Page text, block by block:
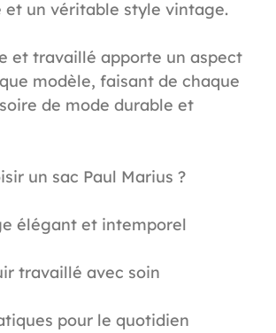
un véritable style vintage.
et travaillé apporte un aspect
modèle, faisant de chaque
de mode durable et
un sac Paul Marius ?
élégant et intemporel
travaillé avec soin
pour le quotidien